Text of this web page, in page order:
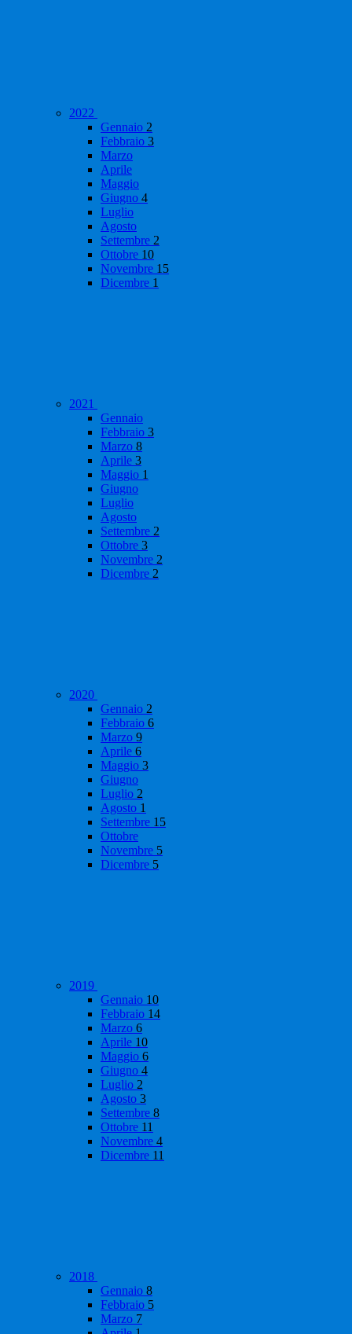
2022
Gennaio 2
Febbraio 3
Marzo
Aprile
Maggio
Giugno 4
Luglio
Agosto
Settembre 2
Ottobre 10
Novembre 15
Dicembre 1
2021
Gennaio
Febbraio 3
Marzo 8
Aprile 3
Maggio 1
Giugno
Luglio
Agosto
Settembre 2
Ottobre 3
Novembre 2
Dicembre 2
2020
Gennaio 2
Febbraio 6
Marzo 9
Aprile 6
Maggio 3
Giugno
Luglio 2
Agosto 1
Settembre 15
Ottobre
Novembre 5
Dicembre 5
2019
Gennaio 10
Febbraio 14
Marzo 6
Aprile 10
Maggio 6
Giugno 4
Luglio 2
Agosto 3
Settembre 8
Ottobre 11
Novembre 4
Dicembre 11
2018
Gennaio 8
Febbraio 5
Marzo 7